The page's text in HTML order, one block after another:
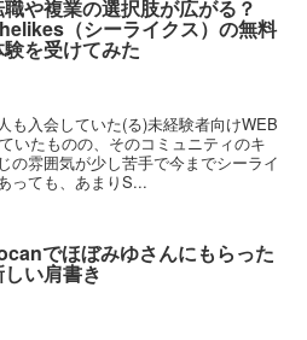
や複業の選択肢が広がる？
（シーライクス）の無料
を受けてみた
も入会していた(る)未経験者向けWEB
いたものの、そのコミュニティのキ
の雰囲気が少し苦手で今までシーライ
っても、あまりS...
でほぼみゆさんにもらった
い肩書き